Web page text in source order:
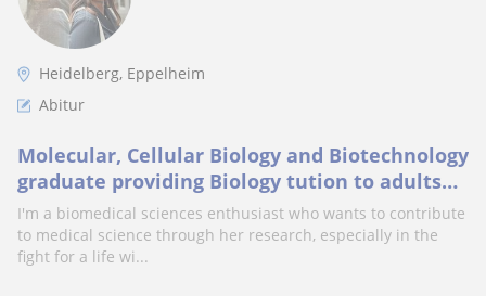
Heidelberg, Eppelheim
Abitur
Molecular, Cellular Biology and Biotechnology
graduate providing Biology tution to adults
and children in Heidelberg and Mannheim
I'm a biomedical sciences enthusiast who wants to contribute
to medical science through her research, especially in the
fight for a life wi...